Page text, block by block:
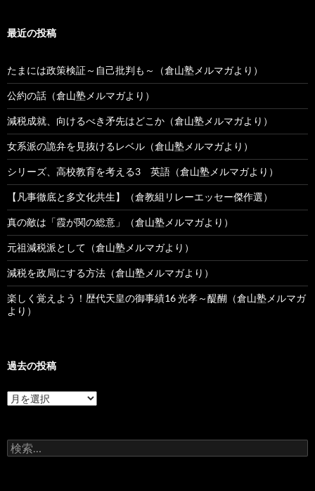
最近の投稿
たまには政策検証～自己批判も～（倉山塾メルマガより）
公約の話（倉山塾メルマガより）
減税成就、向けるべき矛先はどこか（倉山塾メルマガより）
女系派の詭弁を見抜けるレベル（倉山塾メルマガより）
シリーズ、高校教育を考える3 英語（倉山塾メルマガより）
【凡事徹底と多文化共生】（倉教組リレーエッセー傑作選）
真の敵は「霞が関の総意」（倉山塾メルマガより）
元祖減税派として（倉山塾メルマガより）
減税を政局にする方法（倉山塾メルマガより）
楽しく覚えよう！歴代天皇の御事績16 光孝～醍醐（倉山塾メルマガ
より）
過去の投稿
過
去
稿
検
索: